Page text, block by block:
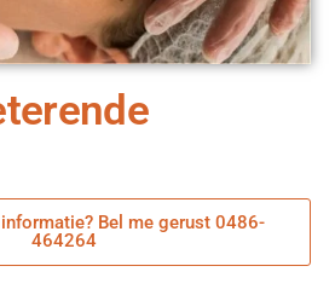
Bel me gerust 0486-
464264